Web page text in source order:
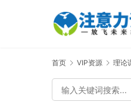
首页 VIP资源 理论